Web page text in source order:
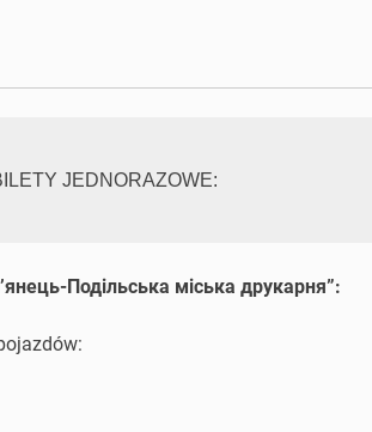
JEDNORAZOWE:
Подільська міська друкарня”: